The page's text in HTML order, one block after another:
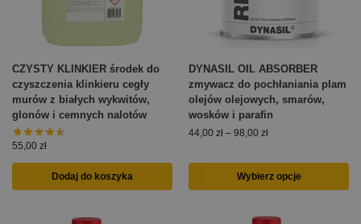
CZYSTY KLINKIER środek do
czyszczenia klinkieru cegły
murów z białych wykwitów,
glonów i cemnych nalotów
55,00 zł
Dodaj do koszyka
DYNASIL OIL ABSORBER
zmywacz do pochłaniania plam
olejów olejowych, smarów,
wosków i parafin
44,00 zł – 98,00 zł
Wybierz opcje